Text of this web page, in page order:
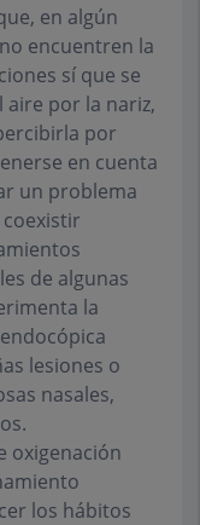
en algún
encuentren la
sí que se
por la nariz,
por
en cuenta
un problema
de algunas
la
lesiones o
nasales,
oxigenación
los hábitos